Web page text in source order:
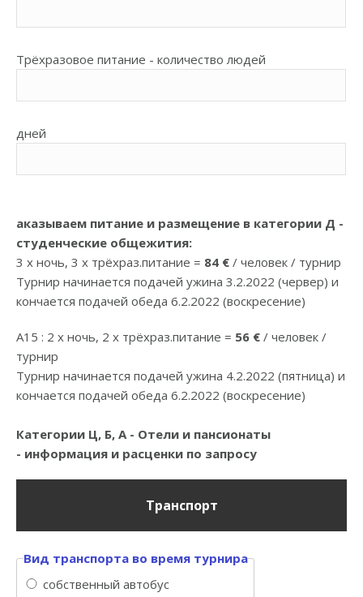
Tрёхразовое питание - количество людей
дней
аказываем питание и размещение в категории Д -
студенческие общежития:
3 x ночь, 3 x трёхраз.питание = 84 € / человек / турнир
Tурнир начинается подачей ужина 3.2.2022 (червер) и
кончается подачей обеда 6.2.2022 (воскресение)
A15 : 2 x ночь, 2 x трёхраз.питание = 56 € / человек /
турнир
Tурнир начинается подачей ужина 4.2.2022 (пятница) и
кончается подачей обеда 6.2.2022 (воскресение)
Категории Ц, Б, А - Отели и пансионаты
- информация и расценки по запросу
Tранспорт
Вид транспорта во время турнира
coбcтвенный автобуc